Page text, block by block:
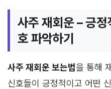
사주 재회운 – 긍
호 파악하기
사주 재회운 보는법을 통해
신호들이 긍정적이고 어떤